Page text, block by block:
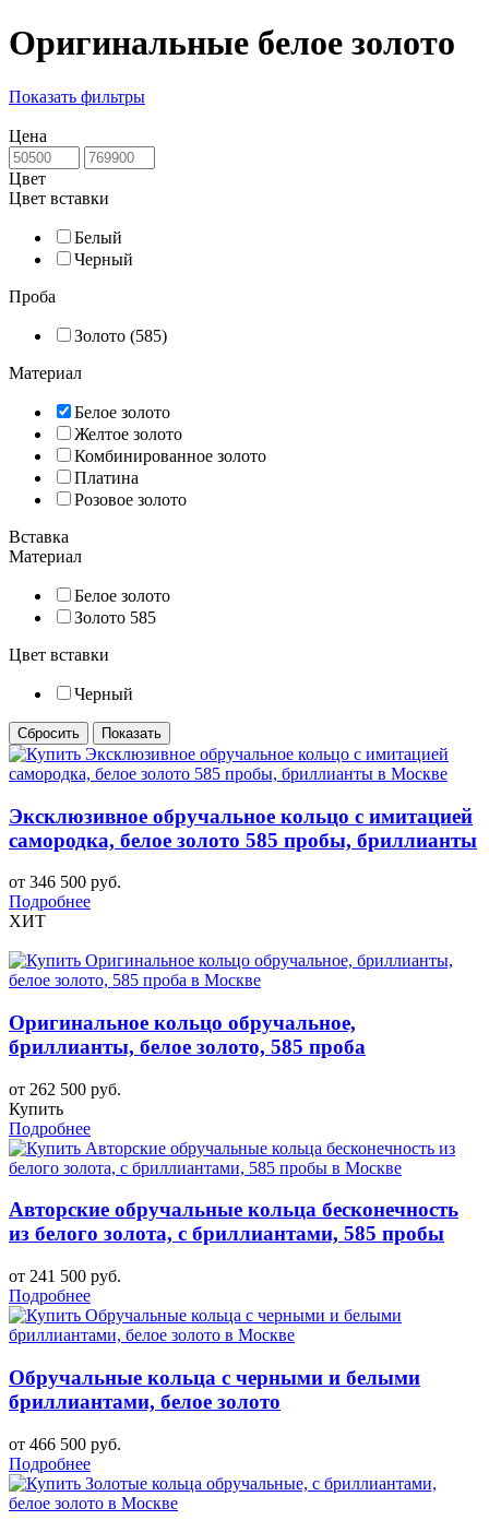
Оригинальные белое золото
Показать фильтры
Цена
Цвет
Цвет вставки
Белый
Черный
Проба
Золото (585)
Материал
Белое золото
Желтое золото
Комбинированное золото
Платина
Розовое золото
Вставка
Материал
Белое золото
Золото 585
Цвет вставки
Черный
Эксклюзивное обручальное кольцо с имитацией
самородка, белое золото 585 пробы, бриллианты
от 346 500 руб.
Подробнее
ХИТ
Оригинальное кольцо обручальное,
бриллианты, белое золото, 585 проба
от 262 500 руб.
Купить
Подробнее
Авторские обручальные кольца бесконечность
из белого золота, с бриллиантами, 585 пробы
от 241 500 руб.
Подробнее
Обручальные кольца с черными и белыми
бриллиантами, белое золото
от 466 500 руб.
Подробнее